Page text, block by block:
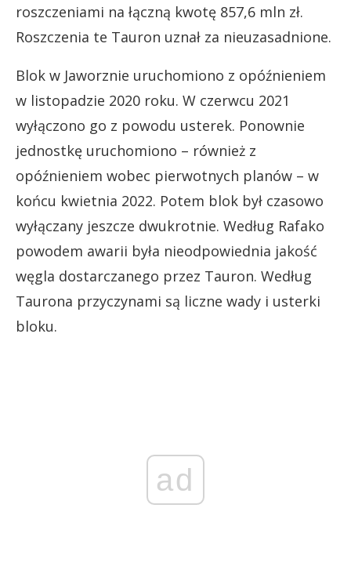
roszczeniami na łączną kwotę 857,6 mln zł.
Roszczenia te Tauron uznał za nieuzasadnione.
Blok w Jaworznie uruchomiono z opóźnieniem
w listopadzie 2020 roku. W czerwcu 2021
wyłączono go z powodu usterek. Ponownie
jednostkę uruchomiono – również z
opóźnieniem wobec pierwotnych planów – w
końcu kwietnia 2022. Potem blok był czasowo
wyłączany jeszcze dwukrotnie. Według Rafako
powodem awarii była nieodpowiednia jakość
węgla dostarczanego przez Tauron. Według
Taurona przyczynami są liczne wady i usterki
bloku.
ad